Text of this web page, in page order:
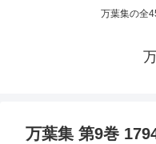
万葉集の全
万葉集 第9巻